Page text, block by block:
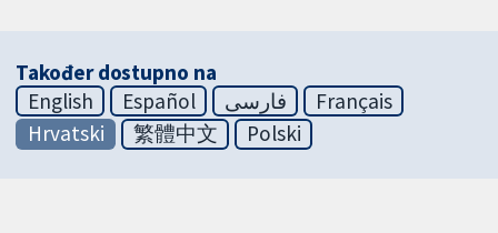
Također dostupno na
English
Español فارسی
Français
Hrvatski
繁體中文 Polski